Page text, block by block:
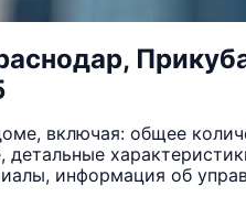
включая: общее
информация об